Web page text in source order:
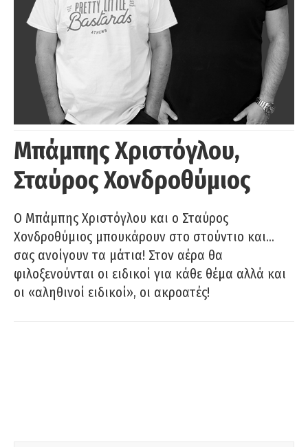
Μπάμπης Χριστόγλου,
Σταύρος Χονδροθύμιος
O Μπάμπης Χριστόγλου και ο Σταύρος
Χονδροθύμιος μπουκάρουν στο στούντιο και…
σας ανοίγουν τα μάτια! Στον αέρα θα
φιλοξενούνται οι ειδικοί για κάθε θέμα αλλά και
οι «αληθινοί ειδικοί», οι ακροατές!